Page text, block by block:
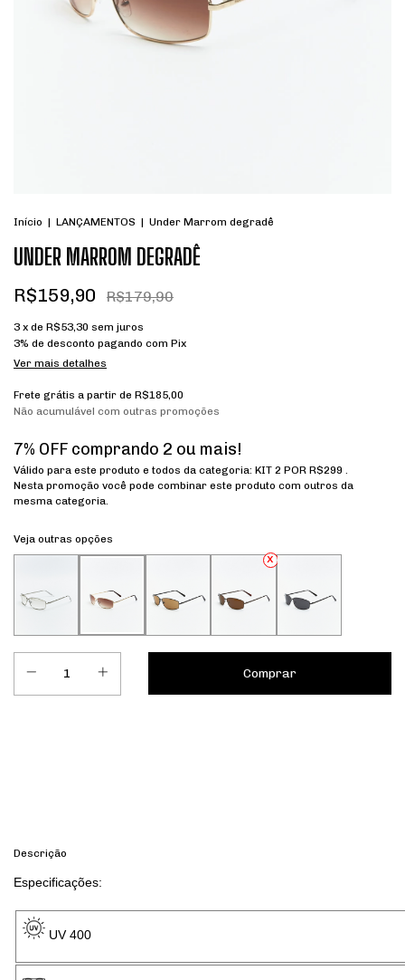
Início | LANÇAMENTOS | Under Marrom degradê
UNDER MARROM DEGRADÊ
R$159,90 R$179,90
3 x de R$53,30 sem juros
3% de desconto pagando com Pix
Ver mais detalhes
Frete grátis a partir de R$185,00
Não acumulável com outras promoções
7% OFF comprando 2 ou mais!
Válido para este produto e todos da categoria: KIT 2 POR R$299 .
Nesta promoção você pode combinar este produto com outros da
mesma categoria.
Veja outras opções
Descrição
Especificações:
UV 400